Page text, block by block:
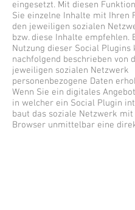
eingesetzt. Mit diesen
Sie einzelne Inhalte mit Ihren
den jeweiligen sozialen
bzw. diese Inhalte empfehlen.
Nutzung dieser Social Plugins
nachfolgend beschrieben von
jeweiligen sozialen Netzwerk
personenbezogene Daten
Wenn Sie ein digitales Angebot
in welcher ein Social Plugin
baut das soziale Netzwerk
Browser unmittelbar eine